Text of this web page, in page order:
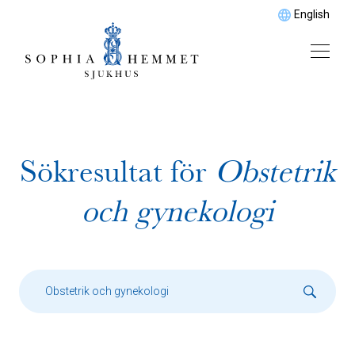
English
Sökresultat för Obstetrik
och gynekologi